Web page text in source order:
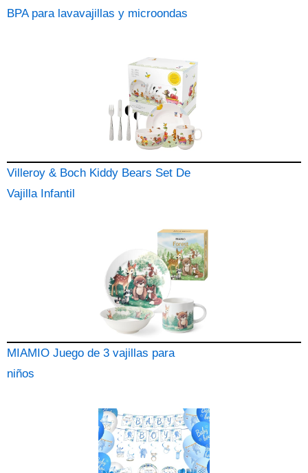
BPA para lavavajillas y microondas
Villeroy & Boch Kiddy Bears Set De
Vajilla Infantil
MIAMIO Juego de 3 vajillas para
niños